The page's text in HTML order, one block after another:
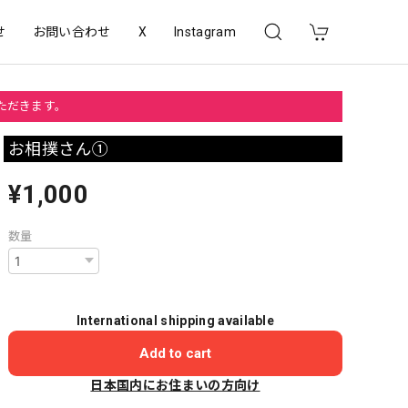
お問い合わせ X Instagram
きます。
お相撲さん①
¥1,000
数量
International shipping available
Add to cart
日本国内にお住まいの方向け